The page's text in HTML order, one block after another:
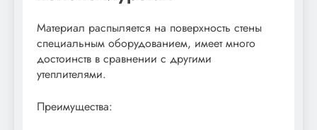
Материал распыляется на поверхность стены
специальным оборудованием, имеет много
достоинств в сравнении с другими
утеплителями.
Преимущества: